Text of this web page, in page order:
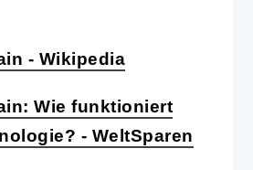
- Wikipedia
Wie funktioniert
- WeltSparen